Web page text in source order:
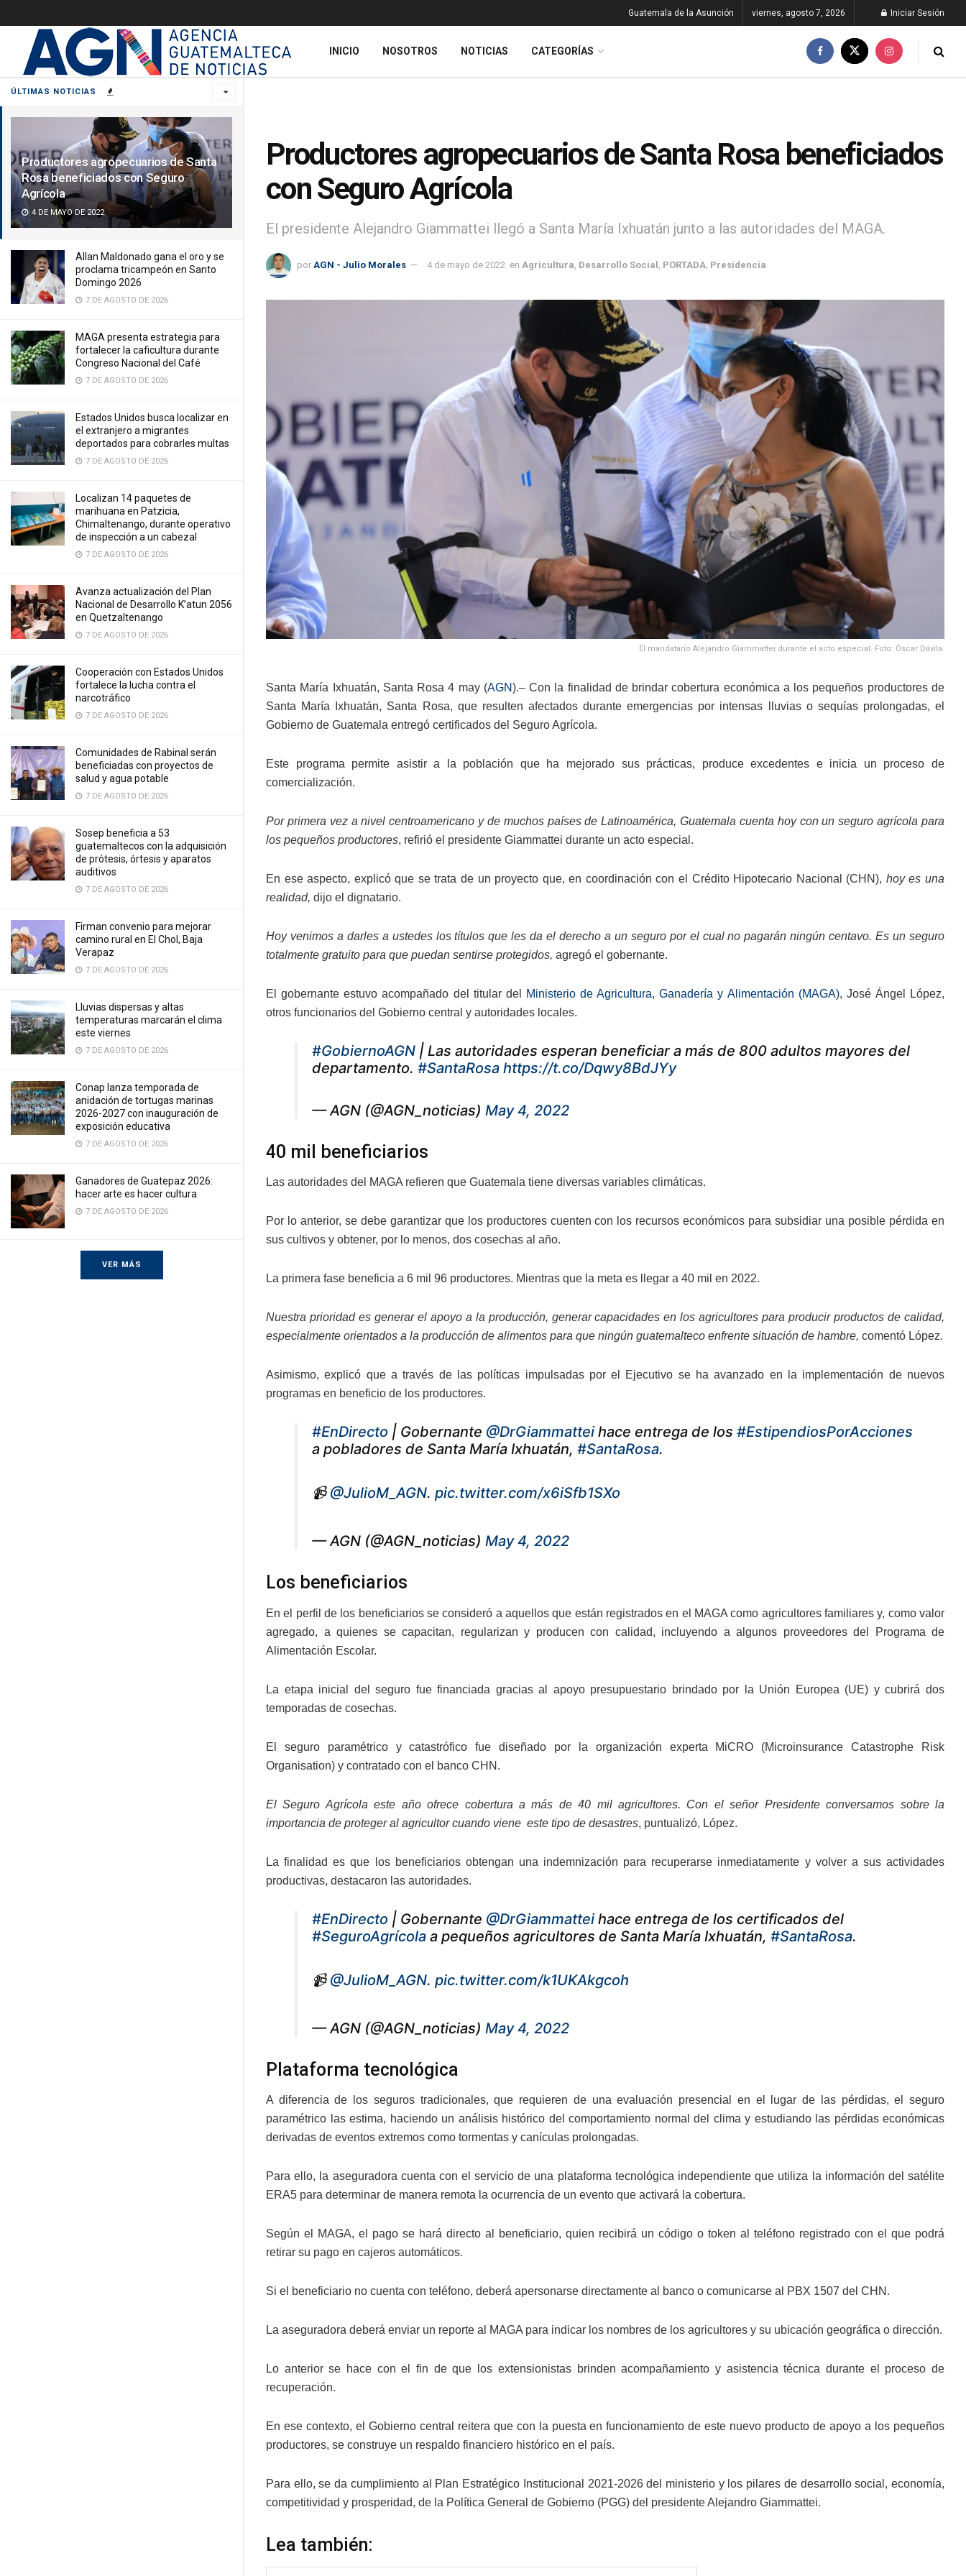
ÚLTIMAS NOTICIAS
Productores agropecuarios de Santa
Rosa beneficiados con Seguro
Agrícola
4 DE MAYO DE 2022
Allan Maldonado gana el oro y se
proclama tricampeón en Santo
Domingo 2026
7 DE AGOSTO DE 2026
MAGA presenta estrategia para
fortalecer la caficultura durante
Congreso Nacional del Café
7 DE AGOSTO DE 2026
Estados Unidos busca localizar en
el extranjero a migrantes
deportados para cobrarles multas
7 DE AGOSTO DE 2026
Localizan 14 paquetes de
marihuana en Patzicia,
Chimaltenango, durante operativo
de inspección a un cabezal
7 DE AGOSTO DE 2026
Avanza actualización del Plan
Nacional de Desarrollo K’atun 2056
en Quetzaltenango
7 DE AGOSTO DE 2026
Cooperación con Estados Unidos
fortalece la lucha contra el
narcotráfico
7 DE AGOSTO DE 2026
Comunidades de Rabinal serán
beneficiadas con proyectos de
salud y agua potable
7 DE AGOSTO DE 2026
Sosep beneficia a 53
guatemaltecos con la adquisición
de prótesis, órtesis y aparatos
auditivos
7 DE AGOSTO DE 2026
Firman convenio para mejorar
camino rural en El Chol, Baja
Verapaz
7 DE AGOSTO DE 2026
Lluvias dispersas y altas
temperaturas marcarán el clima
este viernes
7 DE AGOSTO DE 2026
Conap lanza temporada de
anidación de tortugas marinas
2026-2027 con inauguración de
exposición educativa
7 DE AGOSTO DE 2026
Ganadores de Guatepaz 2026:
hacer arte es hacer cultura
7 DE AGOSTO DE 2026
VER MÁS
Guatemala de la Asunción viernes, agosto 7, 2026 Iniciar Sesión
INICIO NOSOTROS NOTICIAS CATEGORÍAS
Productores agropecuarios de Santa Rosa beneficiados
con Seguro Agrícola
El presidente Alejandro Giammattei llegó a Santa María Ixhuatán junto a las autoridades del MAGA.
por AGN - Julio Morales 4 de mayo de 2022 en Agricultura Desarrollo Social PORTADA Presidencia
El mandatario Alejandro Giammattei durante el acto especial. Foto: Óscar Dávila.
Santa María Ixhuatán, Santa Rosa 4 may (AGN).– Con la finalidad de brindar cobertura económica a los pequeños productores de
Santa María Ixhuatán, Santa Rosa, que resulten afectados durante emergencias por intensas lluvias o sequías prolongadas, el
Gobierno de Guatemala entregó certificados del Seguro Agrícola.
Este programa permite asistir a la población que ha mejorado sus prácticas, produce excedentes e inicia un proceso de
comercialización.
Por primera vez a nivel centroamericano y de muchos países de Latinoamérica, Guatemala cuenta hoy con un seguro agrícola para
los pequeños productores, refirió el presidente Giammattei durante un acto especial.
En ese aspecto, explicó que se trata de un proyecto que, en coordinación con el Crédito Hipotecario Nacional (CHN), hoy es una
realidad, dijo el dignatario.
Hoy venimos a darles a ustedes los títulos que les da el derecho a un seguro por el cual no pagarán ningún centavo. Es un seguro
totalmente gratuito para que puedan sentirse protegidos, agregó el gobernante.
El gobernante estuvo acompañado del titular del Ministerio de Agricultura, Ganadería y Alimentación (MAGA), José Ángel López,
otros funcionarios del Gobierno central y autoridades locales.
#GobiernoAGN | Las autoridades esperan beneficiar a más de 800 adultos mayores del
departamento. #SantaRosa https://t.co/Dqwy8BdJYy
— AGN (@AGN_noticias) May 4, 2022
40 mil beneficiarios
Las autoridades del MAGA refieren que Guatemala tiene diversas variables climáticas.
Por lo anterior, se debe garantizar que los productores cuenten con los recursos económicos para subsidiar una posible pérdida en
sus cultivos y obtener, por lo menos, dos cosechas al año.
La primera fase beneficia a 6 mil 96 productores. Mientras que la meta es llegar a 40 mil en 2022.
Nuestra prioridad es generar el apoyo a la producción, generar capacidades en los agricultores para producir productos de calidad,
especialmente orientados a la producción de alimentos para que ningún guatemalteco enfrente situación de hambre, comentó López.
Asimismo, explicó que a través de las políticas impulsadas por el Ejecutivo se ha avanzado en la implementación de nuevos
programas en beneficio de los productores.
#EnDirecto | Gobernante @DrGiammattei hace entrega de los #EstipendiosPorAcciones
a pobladores de Santa María Ixhuatán, #SantaRosa.
📹 @JulioM_AGN. pic.twitter.com/x6iSfb1SXo
— AGN (@AGN_noticias) May 4, 2022
Los beneficiarios
En el perfil de los beneficiarios se consideró a aquellos que están registrados en el MAGA como agricultores familiares y, como valor
agregado, a quienes se capacitan, regularizan y producen con calidad, incluyendo a algunos proveedores del Programa de
Alimentación Escolar.
La etapa inicial del seguro fue financiada gracias al apoyo presupuestario brindado por la Unión Europea (UE) y cubrirá dos
temporadas de cosechas.
El seguro paramétrico y catastrófico fue diseñado por la organización experta MiCRO (Microinsurance Catastrophe Risk
Organisation) y contratado con el banco CHN.
El Seguro Agrícola este año ofrece cobertura a más de 40 mil agricultores. Con el señor Presidente conversamos sobre la
importancia de proteger al agricultor cuando viene este tipo de desastres, puntualizó, López.
La finalidad es que los beneficiarios obtengan una indemnización para recuperarse inmediatamente y volver a sus actividades
productivas, destacaron las autoridades.
#EnDirecto | Gobernante @DrGiammattei hace entrega de los certificados del
#SeguroAgrícola a pequeños agricultores de Santa María Ixhuatán, #SantaRosa.
📹 @JulioM_AGN. pic.twitter.com/k1UKAkgcoh
— AGN (@AGN_noticias) May 4, 2022
Plataforma tecnológica
A diferencia de los seguros tradicionales, que requieren de una evaluación presencial en el lugar de las pérdidas, el seguro
paramétrico las estima, haciendo un análisis histórico del comportamiento normal del clima y estudiando las pérdidas económicas
derivadas de eventos extremos como tormentas y canículas prolongadas.
Para ello, la aseguradora cuenta con el servicio de una plataforma tecnológica independiente que utiliza la información del satélite
ERA5 para determinar de manera remota la ocurrencia de un evento que activará la cobertura.
Según el MAGA, el pago se hará directo al beneficiario, quien recibirá un código o token al teléfono registrado con el que podrá
retirar su pago en cajeros automáticos.
Si el beneficiario no cuenta con teléfono, deberá apersonarse directamente al banco o comunicarse al PBX 1507 del CHN.
La aseguradora deberá enviar un reporte al MAGA para indicar los nombres de los agricultores y su ubicación geográfica o dirección.
Lo anterior se hace con el fin de que los extensionistas brinden acompañamiento y asistencia técnica durante el proceso de
recuperación.
En ese contexto, el Gobierno central reitera que con la puesta en funcionamiento de este nuevo producto de apoyo a los pequeños
productores, se construye un respaldo financiero histórico en el país.
Para ello, se da cumplimiento al Plan Estratégico Institucional 2021-2026 del ministerio y los pilares de desarrollo social, economía,
competitividad y prosperidad, de la Política General de Gobierno (PGG) del presidente Alejandro Giammattei.
Lea también: